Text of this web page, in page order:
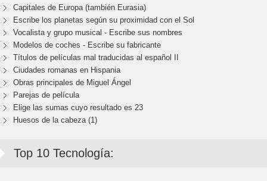
Capitales de Europa (también Eurasia)
Escribe los planetas según su proximidad con el Sol
Vocalista y grupo musical - Escribe sus nombres
Modelos de coches - Escribe su fabricante
Títulos de películas mal traducidas al español II
Ciudades romanas en Hispania
Obras principales de Miguel Ángel
Parejas de película
Elige las sumas cuyo resultado es 23
Huesos de la cabeza (1)
Top 10 Tecnología: